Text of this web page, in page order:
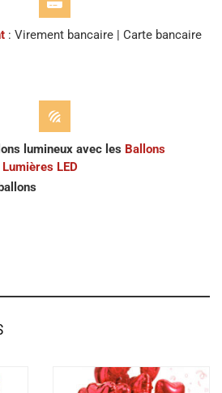
: Virement bancaire | Carte bancaire
lumineux avec les Ballons
LED